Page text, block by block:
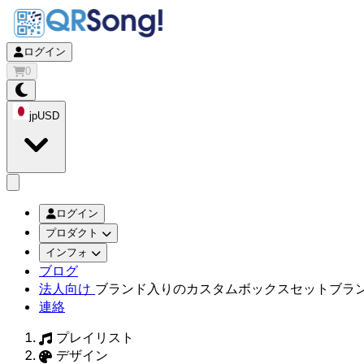
ログイン
0
jpUSD
ログイン
プロダクト
インフォ
ブログ
法人向け ブランド入りのカスタムボックスセット ブラ
連絡
プレイリスト
デザイン